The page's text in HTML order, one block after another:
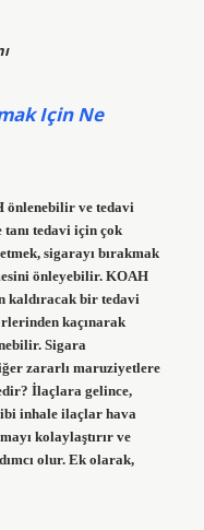
Için Ne
önlenebilir ve tedavi
tedavi için çok
sigarayı bırakmak
önleyebilir. KOAH
kaldıracak bir tedavi
kaçınarak
Sigara
zararlı maruziyetlere
İlaçlara gelince,
inhale ilaçlar hava
kolaylaştırır ve
olur. Ek olarak,